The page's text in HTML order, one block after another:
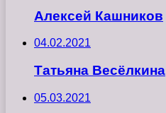
Алексей Кашников
04.02.2021
Татьяна Весёлкина
05.03.2021